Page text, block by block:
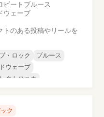
ビート ブルース
ウェーブ
トのある投稿やリールを
・ロック
ブルース
ウェーブ
クトロニカ
ク